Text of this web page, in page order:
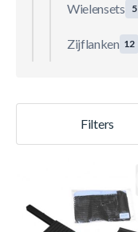
Wielensets 5
Zijflanken 12
Filters